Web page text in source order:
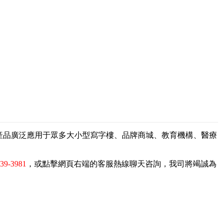
廣泛應用于眾多大小型寫字樓、品牌商城、教育機構、醫療
3981 ，或點擊網頁右端的客服熱線聊天咨詢，我司將竭誠為